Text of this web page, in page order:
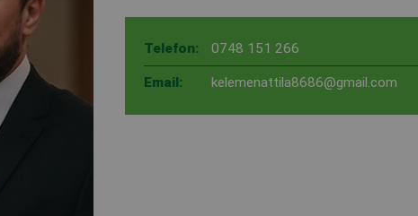
Telefon: 0748 151 266
Email: kelemenattila8686@gmail.com